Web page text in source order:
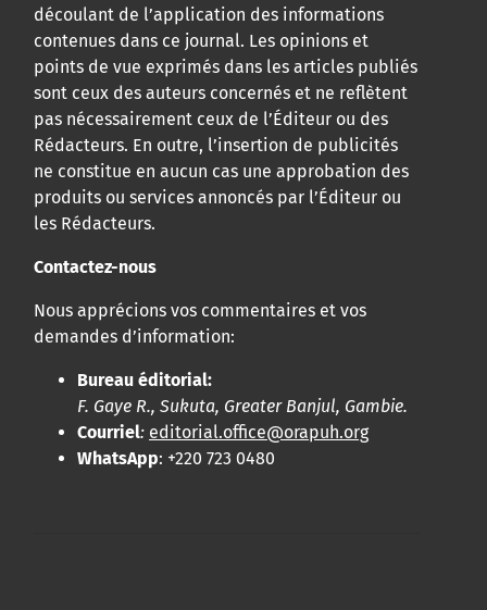
découlant de l’application des informations
contenues dans ce journal. Les opinions et
points de vue exprimés dans les articles publiés
sont ceux des auteurs concernés et ne reflètent
pas nécessairement ceux de l’Éditeur ou des
Rédacteurs. En outre, l’insertion de publicités
ne constitue en aucun cas une approbation des
produits ou services annoncés par l’Éditeur ou
les Rédacteurs.
Contactez-nous
Nous apprécions vos commentaires et vos
demandes d’information:
Bureau éditorial:
F. Gaye R., Sukuta, Greater Banjul, Gambie.
Courriel: editorial.office@orapuh.org
WhatsApp: +220 723 0480